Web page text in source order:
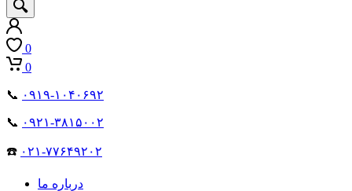
0
0
📞 ۰۹۱۹-۱۰۴۰۶۹۲
📞 ۰۹۲۱-۳۸۱۵۰۰۲
☎️ ۰۲۱-۷۷۶۴۹۲۰۲
درباره ما